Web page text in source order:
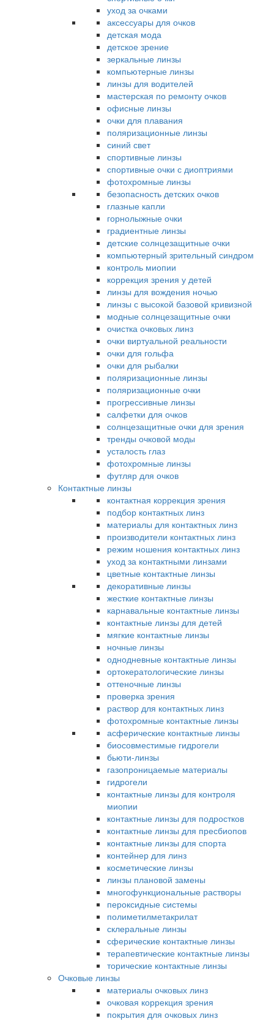
уход за очками
аксессуары для очков
детская мода
детское зрение
зеркальные линзы
компьютерные линзы
линзы для водителей
мастерская по ремонту очков
офисные линзы
очки для плавания
поляризационные линзы
синий свет
спортивные линзы
спортивные очки с диоптриями
фотохромные линзы
безопасность детских очков
глазные капли
горнолыжные очки
градиентные линзы
детские солнцезащитные очки
компьютерный зрительный синдром
контроль миопии
коррекция зрения у детей
линзы для вождения ночью
линзы с высокой базовой кривизной
модные солнцезащитные очки
очистка очковых линз
очки виртуальной реальности
очки для гольфа
очки для рыбалки
поляризационные линзы
поляризационные очки
прогрессивные линзы
салфетки для очков
солнцезащитные очки для зрения
тренды очковой моды
усталость глаз
фотохромные линзы
футляр для очков
Контактные линзы
контактная коррекция зрения
подбор контактных линз
материалы для контактных линз
производители контактных линз
режим ношения контактных линз
уход за контактными линзами
цветные контактные линзы
декоративные линзы
жесткие контактные линзы
карнавальные контактные линзы
контактные линзы для детей
мягкие контактные линзы
ночные линзы
однодневные контактные линзы
ортокератологические линзы
оттеночные линзы
проверка зрения
раствор для контактных линз
фотохромные контактные линзы
асферические контактные линзы
биосовместимые гидрогели
бьюти-линзы
газопроницаемые материалы
гидрогели
контактные линзы для контроля
миопии
контактные линзы для подростков
контактные линзы для пресбиопов
контактные линзы для спорта
контейнер для линз
косметические линзы
линзы плановой замены
многофункциональные растворы
пероксидные системы
полиметилметакрилат
склеральные линзы
сферические контактные линзы
терапевтические контактные линзы
торические контактные линзы
Очковые линзы
материалы очковых линз
очковая коррекция зрения
покрытия для очковых линз